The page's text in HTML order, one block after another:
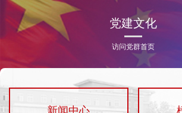
党建文化
访问党群首页
新闻中心